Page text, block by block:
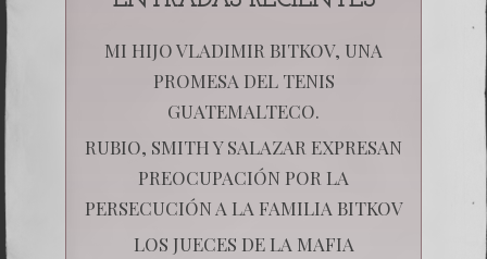
MI HIJO VLADIMIR BITKOV, UNA
PROMESA DEL TENIS
GUATEMALTECO.
RUBIO, SMITH Y SALAZAR EXPRESAN
PREOCUPACIÓN POR LA
PERSECUCIÓN A LA FAMILIA BITKOV
LOS JUECES DE LA MAFIA